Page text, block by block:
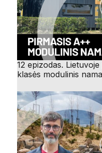
12 epizodas.
klasės modulinis